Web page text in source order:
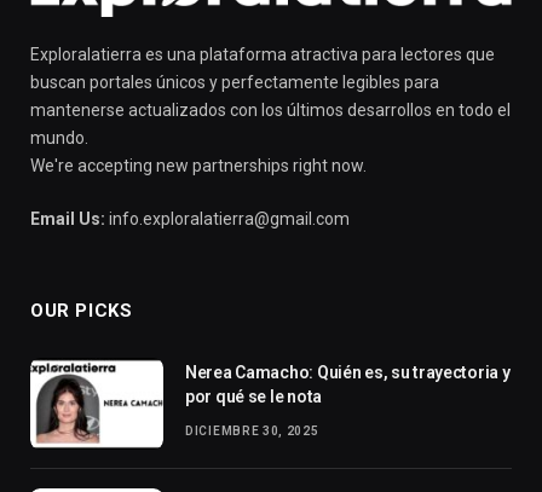
Exploralatierra es una plataforma atractiva para lectores que
buscan portales únicos y perfectamente legibles para
mantenerse actualizados con los últimos desarrollos en todo el
mundo.
We're accepting new partnerships right now.
Email Us: info.exploralatierra@gmail.com
OUR PICKS
Nerea Camacho: Quién es, su trayectoria y
por qué se le nota
DICIEMBRE 30, 2025